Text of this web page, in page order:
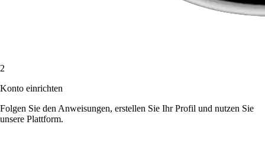
2
Konto einrichten
Folgen Sie den Anweisungen, erstellen Sie Ihr Profil und nutzen Sie
unsere Plattform.